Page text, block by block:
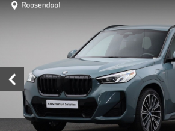
Delen
Prijs
Maandprijs